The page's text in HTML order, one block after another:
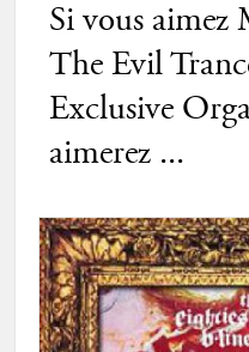
Si vous aimez
The Evil
Exclusive
aimerez ...